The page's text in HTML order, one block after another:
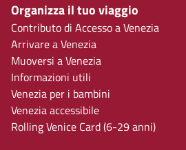
Organizza il tuo viaggio
Contributo di Accesso a Venezia
Arrivare a Venezia
Muoversi a Venezia
Informazioni utili
Venezia per i bambini
Venezia accessibile
Rolling Venice Card (6-29 anni)